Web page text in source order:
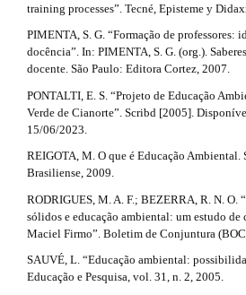
training processes”. Tecné, Episteme y
PIMENTA, S. G. “Formação de professores:
docência”. In: PIMENTA, S. G. (org.).
docente. São Paulo: Editora Cortez, 2007.
PONTALTI, E. S. “Projeto de Educação
Verde de Cianorte”. Scribd [2005].
15/06/2023.
REIGOTA, M. O que é Educação Ambiental.
Brasiliense, 2009.
RODRIGUES, M. A. F.; BEZERRA, R. N. O.
sólidos e educação ambiental: um estudo de
Maciel Firmo”. Boletim de Conjuntura
SAUVÉ, L. “Educação ambiental:
Educação e Pesquisa, vol. 31, n. 2, 2005.